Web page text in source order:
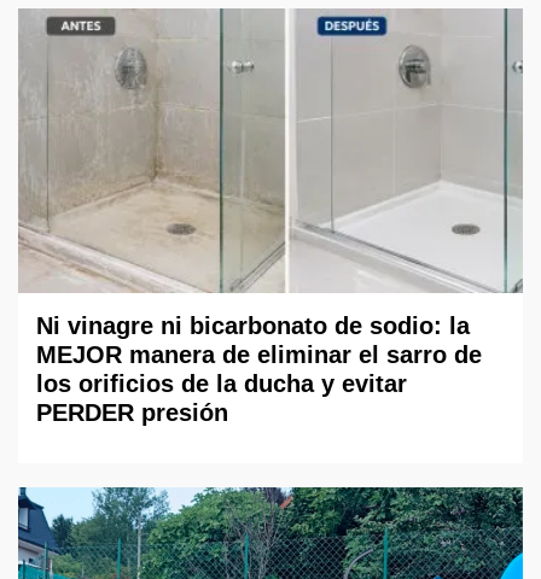
Ni vinagre ni bicarbonato de sodio: la
MEJOR manera de eliminar el sarro de
los orificios de la ducha y evitar
PERDER presión